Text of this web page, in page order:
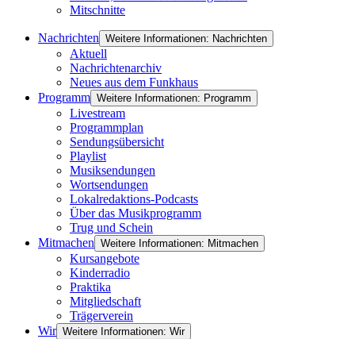
Mitschnitte
Nachrichten Weitere Informationen: Nachrichten
Aktuell
Nachrichtenarchiv
Neues aus dem Funkhaus
Programm Weitere Informationen: Programm
Livestream
Programmplan
Sendungsübersicht
Playlist
Musiksendungen
Wortsendungen
Lokalredaktions-Podcasts
Über das Musikprogramm
Trug und Schein
Mitmachen Weitere Informationen: Mitmachen
Kursangebote
Kinderradio
Praktika
Mitgliedschaft
Trägerverein
Wir Weitere Informationen: Wir